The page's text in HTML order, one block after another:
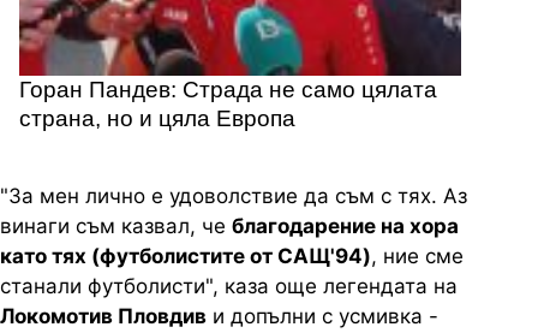
Горан Пандев: Страда не само цялата
страна, но и цяла Европа
"За мен лично е удоволствие да съм с тях. Аз
винаги съм казвал, че благодарение на хора
като тях (футболистите от САЩ'94), ние сме
станали футболисти", каза още легендата на
Локомотив Пловдив и допълни с усмивка -